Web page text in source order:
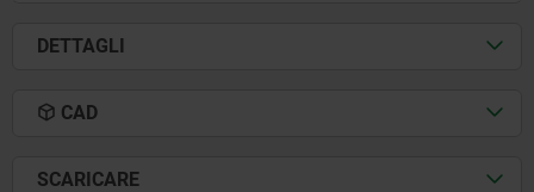
DETTAGLI
CAD
SCARICARE